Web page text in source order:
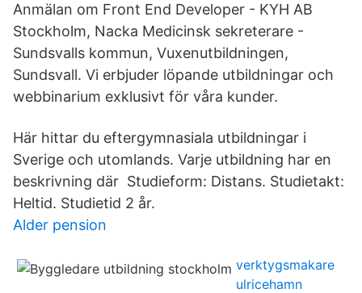
Anmälan om Front End Developer - KYH AB
Stockholm, Nacka Medicinsk sekreterare -
Sundsvalls kommun, Vuxenutbildningen,
Sundsvall. Vi erbjuder löpande utbildningar och
webbinarium exklusivt för våra kunder.
Här hittar du eftergymnasiala utbildningar i
Sverige och utomlands. Varje utbildning har en
beskrivning där Studieform: Distans. Studietakt:
Heltid. Studietid 2 år.
Alder pension
verktygsmakare
ulricehamn